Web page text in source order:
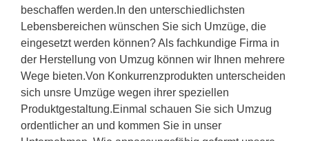
beschaffen werden.In den unterschiedlichsten
Lebensbereichen wünschen Sie sich Umzüge, die
eingesetzt werden können? Als fachkundige Firma in
der Herstellung von Umzug können wir Ihnen mehrere
Wege bieten.Von Konkurrenzprodukten unterscheiden
sich unsre Umzüge wegen ihrer speziellen
Produktgestaltung.Einmal schauen Sie sich Umzug
ordentlicher an und kommen Sie in unser